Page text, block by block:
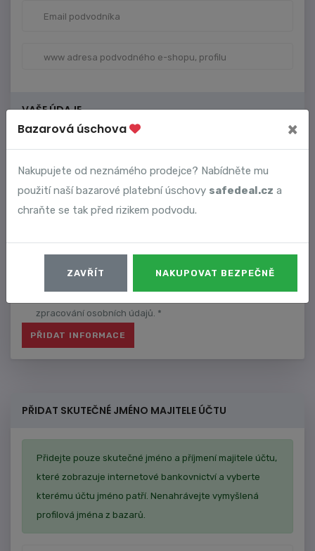
VAŠE ÚDAJE
Dostávat upozornění na nové komentáře.
Souhlasím s podmínkami využívání služeb a zásadami
zpracování osobních údajů. *
PŘIDAT SKUTEČNÉ JMÉNO MAJITELE ÚČTU
Přidejte pouze skutečné jméno a příjmení majitele účtu,
které zobrazuje internetové bankovnictví a vyberte
kterému účtu jméno patří. Nenahrávejte vymyšlená
profilová jména z bazarů.
Bazarová úschova ×
Nakupujete od neznámého prodejce? Nabídněte mu
použití naší bazarové platební úschovy safedeal.cz a
chraňte se tak před rizikem podvodu.
ZAVŘÍT NAKUPOVAT BEZPEČNĚ